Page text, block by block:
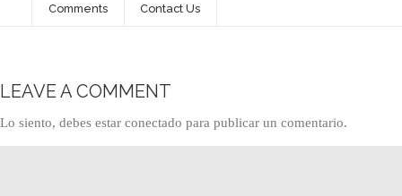
Comments Contact Us
LEAVE A COMMENT
Lo siento, debes estar conectado para publicar un comentario.